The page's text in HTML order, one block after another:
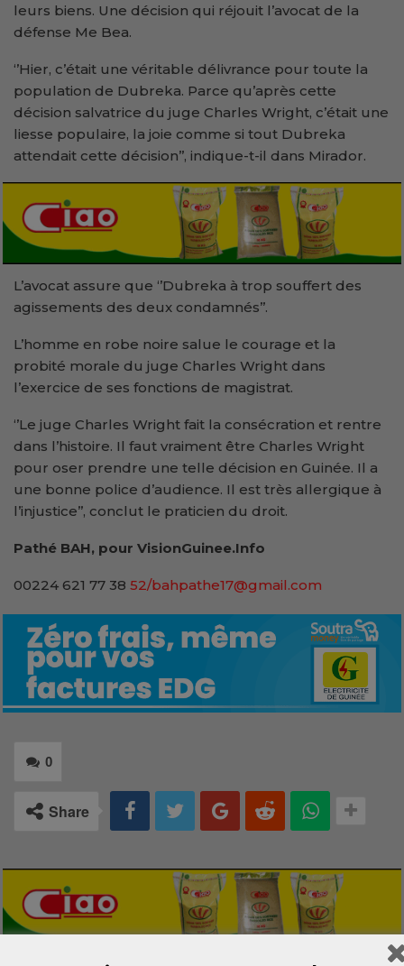
leurs biens. Une décision qui réjouit l’avocat de la
défense Me Bea.
‘’Hier, c’était une véritable délivrance pour toute la
population de Dubreka. Parce qu’après cette
décision salvatrice du juge Charles Wright, c’était une
liesse populaire, la joie comme si tout Dubreka
attendait cette décision’’, indique-t-il dans Mirador.
L’avocat assure que ‘’Dubreka à trop souffert des
agissements des deux condamnés’’.
L’homme en robe noire salue le courage et la
probité morale du juge Charles Wright dans
l’exercice de ses fonctions de magistrat.
‘’Le juge Charles Wright fait la consécration et rentre
dans l’histoire. Il faut vraiment être Charles Wright
pour oser prendre une telle décision en Guinée. Il a
une bonne police d’audience. Il est très allergique à
l’injustice’’, conclut le praticien du droit.
Pathé BAH, pour VisionGuinee.Info
00224 621 77 38 52/bahpathe17@gmail.com
0
Share